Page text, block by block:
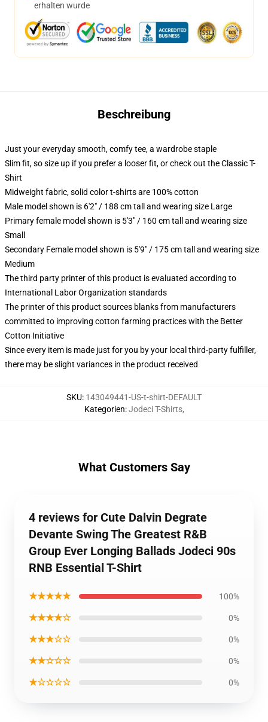
erhalten wurde
Beschreibung
Just your everyday smooth, comfy tee, a wardrobe staple
Slim fit, so size up if you prefer a looser fit, or check out the Classic T-
Shirt
Midweight fabric, solid color t-shirts are 100% cotton
Male model shown is 6'2" / 188 cm tall and wearing size Large
Primary female model shown is 5'3" / 160 cm tall and wearing size
Small
Secondary Female model shown is 5'9" / 175 cm tall and wearing size
Medium
The third party printer of this product is evaluated according to
International Labor Organization standards
The printer of this product sources blanks from manufacturers
committed to improving cotton farming practices with the Better
Cotton Initiative
Since every item is made just for you by your local third-party fulfiller,
there may be slight variances in the product received
SKU: 143049441-US-t-shirt-DEFAULT
Kategorien:Jodeci T-Shirts,
What Customers Say
4 reviews for Cute Dalvin Degrate
Devante Swing The Greatest R&B
Group Ever Longing Ballads Jodeci 90s
RNB Essential T-Shirt
★★★★★ 100%
★★★★☆ 0%
★★★☆☆ 0%
★★☆☆☆ 0%
★☆☆☆☆ 0%